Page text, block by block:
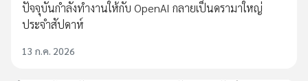
ปัจจุบันกำลังทำงานให้กับ OpenAI กลายเป็นดรามาใหญ่
ประจำสัปดาห์
13 ก.ค. 2026